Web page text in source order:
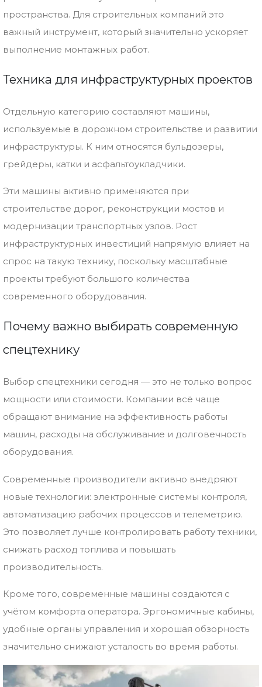
пространства. Для строительных компаний это
важный инструмент, который значительно ускоряет
выполнение монтажных работ.
Техника для инфраструктурных проектов
Отдельную категорию составляют машины,
используемые в дорожном строительстве и развитии
инфраструктуры. К ним относятся бульдозеры,
грейдеры, катки и асфальтоукладчики.
Эти машины активно применяются при
строительстве дорог, реконструкции мостов и
модернизации транспортных узлов. Рост
инфраструктурных инвестиций напрямую влияет на
спрос на такую технику, поскольку масштабные
проекты требуют большого количества
современного оборудования.
Почему важно выбирать современную
спецтехнику
Выбор спецтехники сегодня — это не только вопрос
мощности или стоимости. Компании всё чаще
обращают внимание на эффективность работы
машин, расходы на обслуживание и долговечность
оборудования.
Современные производители активно внедряют
новые технологии: электронные системы контроля,
автоматизацию рабочих процессов и телеметрию.
Это позволяет лучше контролировать работу техники,
снижать расход топлива и повышать
производительность.
Кроме того, современные машины создаются с
учётом комфорта оператора. Эргономичные кабины,
удобные органы управления и хорошая обзорность
значительно снижают усталость во время работы.